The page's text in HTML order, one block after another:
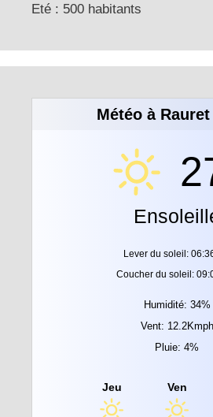
Eté : 500 habitants
Météo à Rauret
Lever du soleil:
Coucher du soleil:
Humidité: 34%
Vent: 12.2Kmph
Pluie: 4%
Jeu Ven